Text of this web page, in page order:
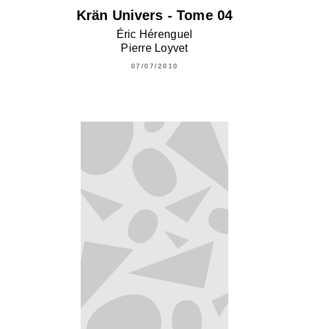
Krän Univers - Tome 04
Éric Hérenguel
Pierre Loyvet
07/07/2010